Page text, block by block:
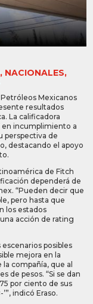
, NACIONALES,
Mexicanos
resultados
La calificadora
en incumplimiento a
perspectiva de
destacando el apoyo
de Fitch
dependerá de
“Pueden decir que
pero hasta que
los estados
acción de rating
posibles
mejora en la
la compañía, que al
de pesos. “Si se dan
por ciento de sus
indicó Eraso.